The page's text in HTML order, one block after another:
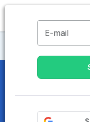
Maisons de
Maisons
E-mail